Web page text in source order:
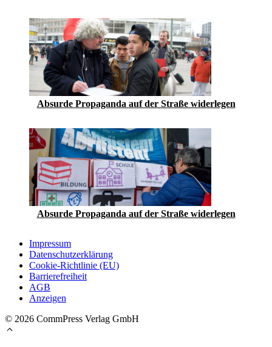
Absurde Propaganda auf der Straße widerlegen
Absurde Propaganda auf der Straße widerlegen
Impressum
Datenschutzerklärung
Cookie-Richtlinie (EU)
Barrierefreiheit
AGB
Anzeigen
© 2026 CommPress Verlag GmbH